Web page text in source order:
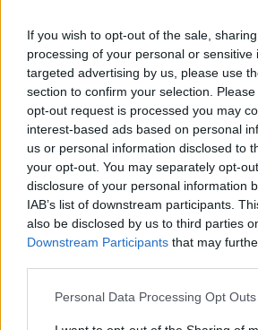
If you wish to opt-out of the sale,
processing of your personal or sensitive
targeted advertising by us, please use
section to confirm your selection.
opt-out request is processed you may
interest-based ads based on personal
us or personal information disclosed to
your opt-out. You may separately opt-
disclosure of your personal information
IAB’s list of downstream participants.
also be disclosed by us to third parties
Downstream Participants that may
Please note that this website/app uses
Personal Data Processing Opt Outs
la gestion des conventions grâce à la
membres du comité de direction, en
présence d’anciens membres des
comité, et par l’instauration d’une
citoyens à ses réunions, à condition
De plus, pour évaluer l’application
vote des participants aux conventions
organisé, comme ça a été fait après
Citoyenne pour le Climat, pour
citoyenne pour le climat avaient